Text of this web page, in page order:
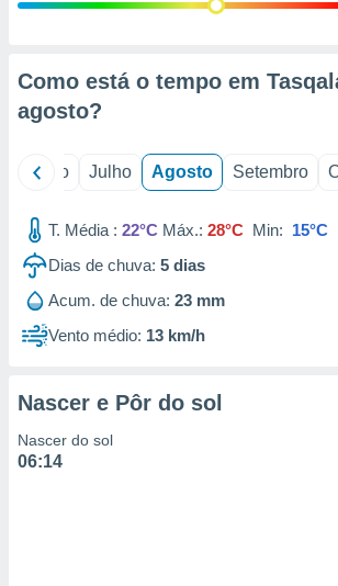
estudos
1199
Como está o tempo em
agosto?
Junho Julho Agosto Setembro
T. Média : 22°C Máx.: 28°C Min: 15°C
Dias de chuva: 5 dias
Acum. de chuva: 23 mm
Vento médio: 13 km/h
Nascer e Pôr do sol
Nascer do sol
06:14